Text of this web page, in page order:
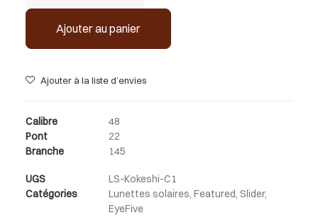
KokeshiAjouter au panier
Ajouter à la liste d’envies
Calibre
48
Pont
22
Branche
145
UGS
LS-Kokeshi-C1
Catégories
Lunettes solaires, Featured, Slider,
EyeFive